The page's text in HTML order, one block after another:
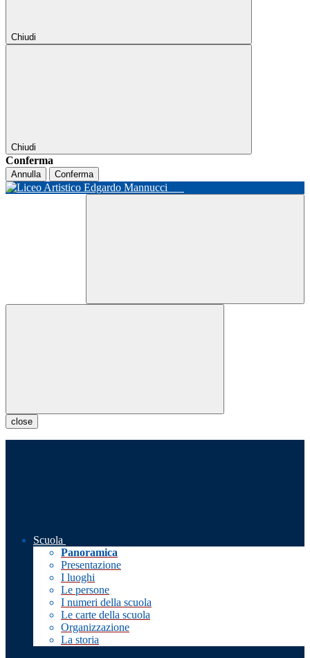
Chiudi
Chiudi
Conferma
Annulla Conferma
close
Scuola
Panoramica
Presentazione
I luoghi
Le persone
I numeri della scuola
Le carte della scuola
Organizzazione
La storia